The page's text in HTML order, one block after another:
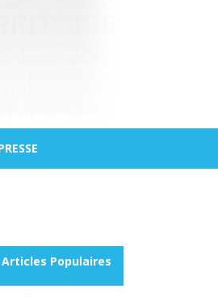
Articles Populaires